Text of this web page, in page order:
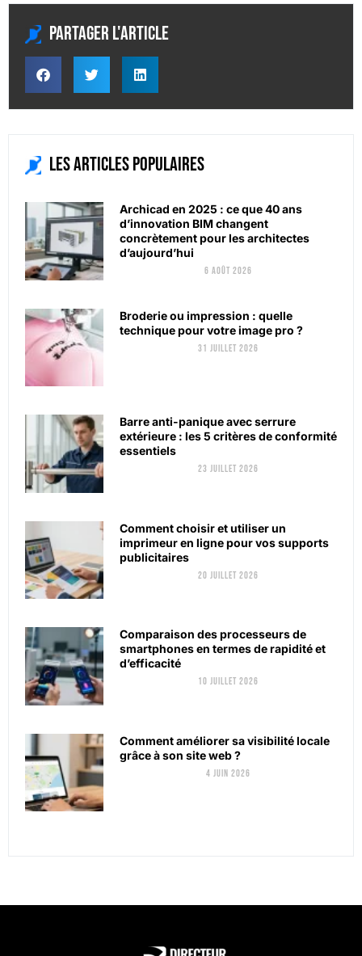
Partager l'article
Les articles populaires
Archicad en 2025 : ce que 40 ans
d’innovation BIM changent
concrètement pour les architectes
d’aujourd’hui
6 août 2026
Broderie ou impression : quelle
technique pour votre image pro ?
31 juillet 2026
Barre anti-panique avec serrure
extérieure : les 5 critères de conformité
essentiels
23 juillet 2026
Comment choisir et utiliser un
imprimeur en ligne pour vos supports
publicitaires
20 juillet 2026
Comparaison des processeurs de
smartphones en termes de rapidité et
d’efficacité
10 juillet 2026
Comment améliorer sa visibilité locale
grâce à son site web ?
4 juin 2026